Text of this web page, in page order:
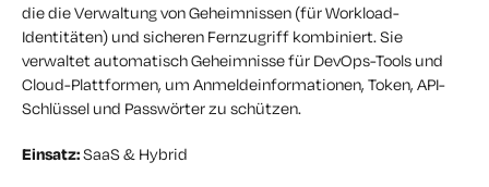
die die Verwaltung von Geheimnissen (für Workload-
Identitäten) und sicheren Fernzugriff kombiniert. Sie
verwaltet automatisch Geheimnisse für DevOps-Tools und
Cloud-Plattformen, um Anmeldeinformationen, Token, API-
Schlüssel und Passwörter zu schützen.
Einsatz:SaaS & Hybrid